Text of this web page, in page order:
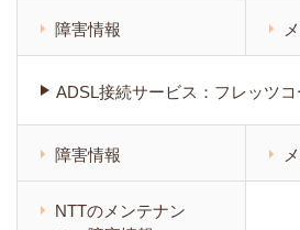
障害情報
ADSL接続サービス：フレッツコ
障害情報
NTTのメンテナン